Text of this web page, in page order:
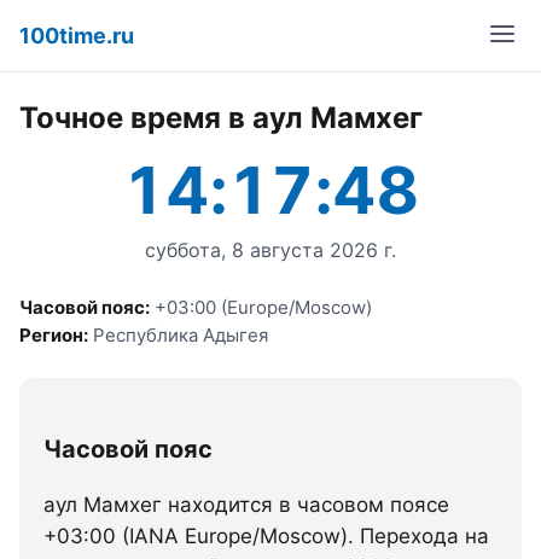
100time.ru
Точное время в аул Мамхег
14:17:48
суббота, 8 августа 2026 г.
Часовой пояс: +03:00 (Europe/Moscow)
Регион: Республика Адыгея
Часовой пояс
аул Мамхег находится в часовом поясе
+03:00 (IANA Europe/Moscow). Перехода на